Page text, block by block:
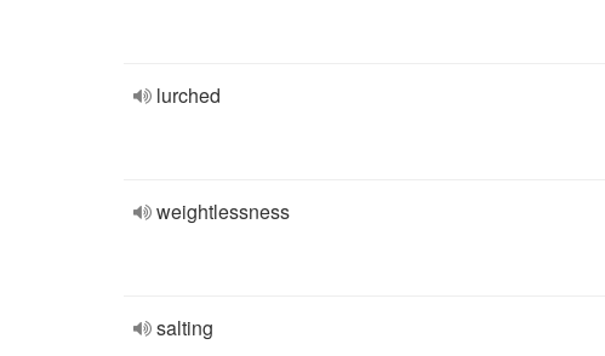
lurched
weightlessness
salting